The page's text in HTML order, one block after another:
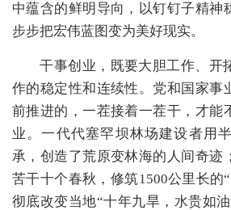
中蕴含的鲜明导向，以钉钉子精神
步步把宏伟蓝图变为美好现实。
干事创业，既要大胆工作、开
作的稳定性和连续性。党和国家事
前推进的，一茬接着一茬干，才能
业。一代代塞罕坝林场建设者用
承，创造了荒原变林海的人间奇迹
苦干十个春秋，修筑1500公里长的
彻底改变当地“十年九旱，水贵如